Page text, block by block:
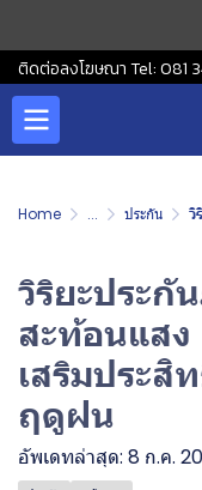
ติดต่อลงโฆษณา Tel: 081
Home ... ประกัน วิริ
วิริยะประกั
สะท้อนแสง
เสริมประสิ
ฤดูฝน
อัพเดทล่าสุด: 8 ก.ค.